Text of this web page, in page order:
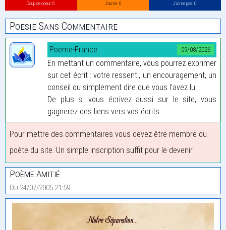
Coup de coeur: 0 J’aime: 0 J’aime pas: 0
Poesie Sans Commentaire
09/08/2026
Poeme-France
En mettant un commentaire, vous pourrez exprimer
sur cet écrit : votre ressenti, un encouragement, un
conseil ou simplement dire que vous l'avez lu.
De plus si vous écrivez aussi sur le site, vous
gagnerez des liens vers vos écrits...
Pour mettre des commentaires vous devez être membre ou
poète du site. Un simple inscription suffit pour le devenir.
Poème Amitié
Du 24/07/2005 21:59